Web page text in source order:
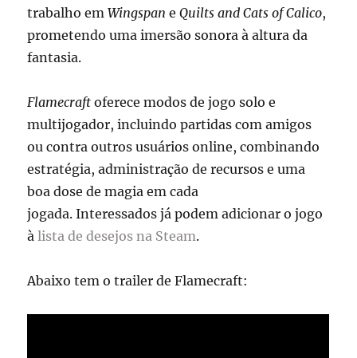
trabalho emWingspan eQuilts and Cats of Calico,
prometendo uma imersão sonora à altura da
fantasia.
Flamecraft oferece modos de jogo solo e
multijogador, incluindo partidas com amigos
ou contra outros usuários online, combinando
estratégia, administração de recursos e uma
boa dose de magia em cada
jogada. Interessados já podem adicionar o jogo
àlista de desejos na Steam.
Abaixo tem o trailer de Flamecraft: